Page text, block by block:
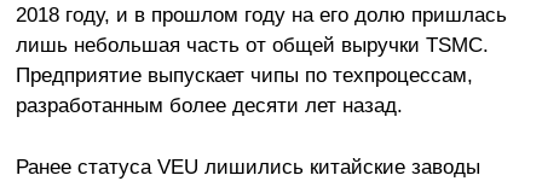
2018 году, и в прошлом году на его долю пришлась
лишь небольшая часть от общей выручки TSMC.
Предприятие выпускает чипы по техпроцессам,
разработанным более десяти лет назад.
Ранее статуса VEU лишились китайские заводы